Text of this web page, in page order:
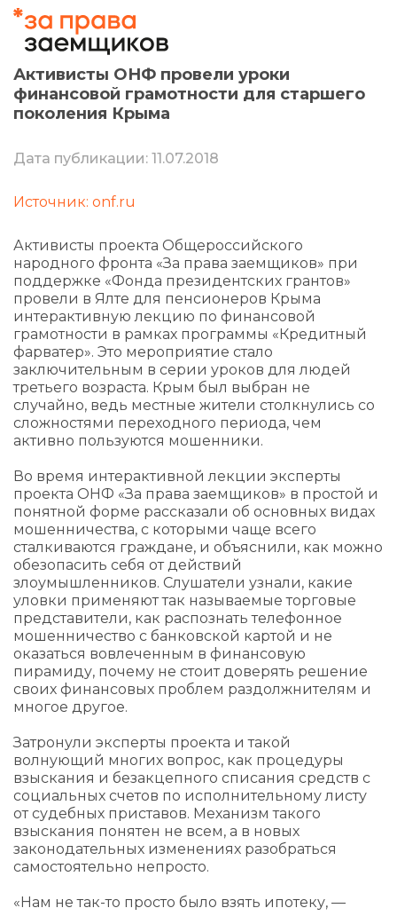
Активисты ОНФ провели уроки
финансовой грамотности для старшего
поколения Крыма
Дата публикации: 11.07.2018
Источник: onf.ru
Активисты проекта Общероссийского
народного фронта «За права заемщиков» при
поддержке «Фонда президентских грантов»
провели в Ялте для пенсионеров Крыма
интерактивную лекцию по финансовой
грамотности в рамках программы «Кредитный
фарватер». Это мероприятие стало
заключительным в серии уроков для людей
третьего возраста. Крым был выбран не
случайно, ведь местные жители столкнулись со
сложностями переходного периода, чем
активно пользуются мошенники.
Во время интерактивной лекции эксперты
проекта ОНФ «За права заемщиков» в простой и
понятной форме рассказали об основных видах
мошенничества, с которыми чаще всего
сталкиваются граждане, и объяснили, как можно
обезопасить себя от действий
злоумышленников. Слушатели узнали, какие
уловки применяют так называемые торговые
представители, как распознать телефонное
мошенничество с банковской картой и не
оказаться вовлеченным в финансовую
пирамиду, почему не стоит доверять решение
своих финансовых проблем раздолжнителям и
многое другое.
Затронули эксперты проекта и такой
волнующий многих вопрос, как процедуры
взыскания и безакцепного списания средств с
социальных счетов по исполнительному листу
от судебных приставов. Механизм такого
взыскания понятен не всем, а в новых
законодательных изменениях разобраться
самостоятельно непросто.
«Нам не так-то просто было взять ипотеку, —